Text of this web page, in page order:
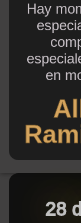
Hay
en
28